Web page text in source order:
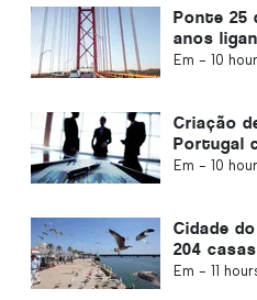
Ponte 25
anos
Em - 10
Criação
Portugal
Em - 10
Cidade
204 casas
Em - 11